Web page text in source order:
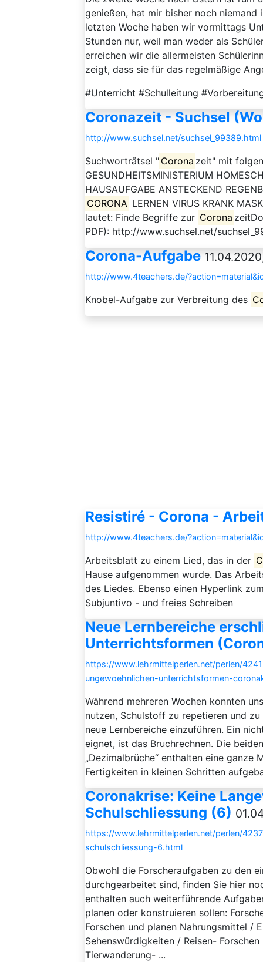
genießen, hat mir bisher noch
letzten Woche haben wir vormittags
Stunden nur, weil man weder als
erreichen wir die allermeisten
zeigt, dass sie für das regelmäßige
#Unterricht #Schulleitung
Coronazeit - Suchsel
http://www.suchsel.net/suchsel_99389.html
Suchworträtsel " Corona zeit" mit
GESUNDHEITSMINISTERIUM
HAUSAUFGABE ANSTECKEND
CORONA LERNEN VIRUS KRANK
lautet: Finde Begriffe zur Corona
PDF): http://www.suchsel.net/
Corona-Aufgabe
http://www.4teachers.de/
Knobel-Aufgabe zur Verbreitung des
Resistiré - Corona -
http://www.4teachers.de/
Arbeitsblatt zu einem Lied, das in der
Hause aufgenommen wurde. Das
des Liedes. Ebenso einen Hyperlink
Subjuntivo - und freies Schreiben
Neue Lernbereiche
Unterrichtsformen
https://www.lehrmittelperlen.net/perlen/
ungewoehnlichen-unterrichtsformen-
Während mehreren Wochen konnten
nutzen, Schulstoff zu repetieren und
neue Lernbereiche einzuführen. Ein
eignet, ist das Bruchrechnen. Die
„Dezimalbrüche“ enthalten eine
Fertigkeiten in kleinen Schritten
Coronakrise: Keine
Schulschliessung (6)
https://www.lehrmittelperlen.net/perlen/
schulschliessung-6.html
Obwohl die Forscheraufgaben zu den
durchgearbeitet sind, finden Sie hier
enthalten auch weiterführende
planen oder konstruieren sollen:
Forschen und planen Nahrungsmittel /
Sehenswürdigkeiten / Reisen-
Tierwanderung- ...